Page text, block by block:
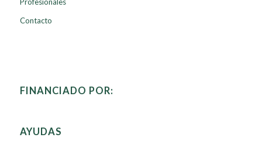
Contacto
FINANCIADO POR:
AYUDAS